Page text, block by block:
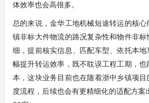
体效率也会高很多。
总的来说，金华工地机械短途转运的核
镇非标大件物流的路况复杂性和物件非
细，提前核实信息、匹配车型、依托本
幅提升转运效率，既不耽误工程工期，
本，这块业务目前也在随着浙中乡镇项
度流程，后续也会有更精细化的适配方